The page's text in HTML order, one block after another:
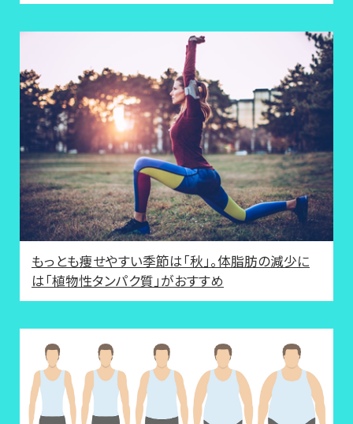
もっとも痩せやすい季節は「秋」。体脂肪の減少に
は「植物性タンパク質」がおすすめ